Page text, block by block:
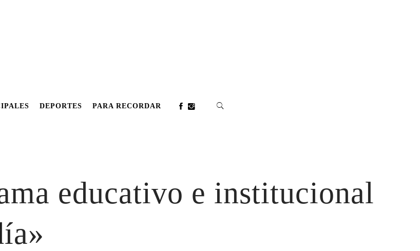
DEPORTES PARA RECORDAR
educativo e institucional